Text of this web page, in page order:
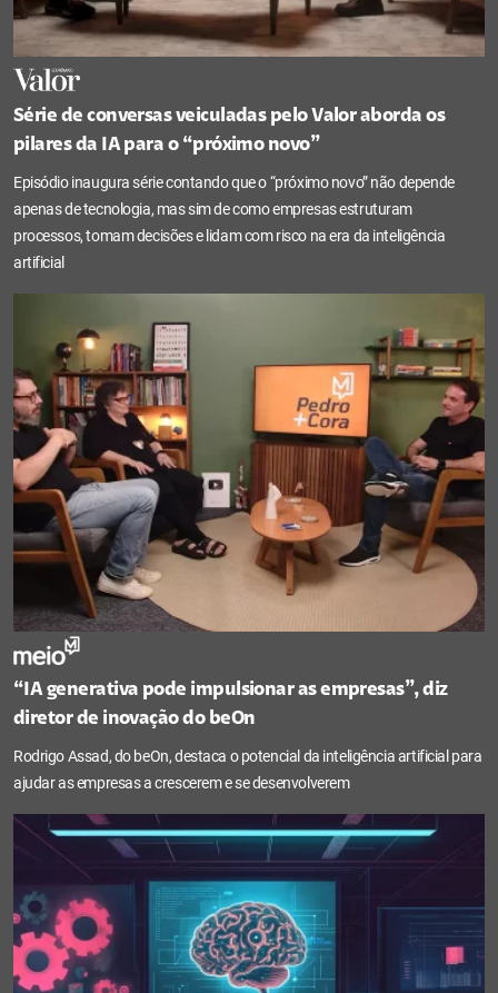
Série de conversas veiculadas pelo Valor aborda os
pilares da IA para o “próximo novo”
Episódio inaugura série contando que o “próximo novo” não depende
apenas de tecnologia, mas sim de como empresas estruturam
processos, tomam decisões e lidam com risco na era da inteligência
artificial
“IA generativa pode impulsionar as empresas”, diz
diretor de inovação do beOn
Rodrigo Assad, do beOn, destaca o potencial da inteligência artificial para
ajudar as empresas a crescerem e se desenvolverem